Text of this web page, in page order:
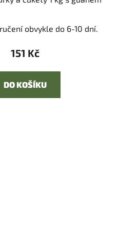
obvykle do 6-10 dní.
151 Kč
DO KOŠÍKU